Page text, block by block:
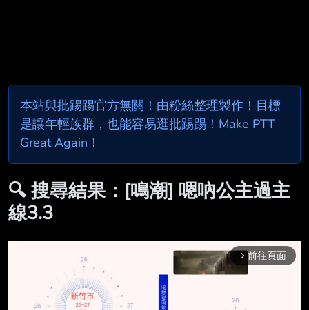
本站與批踢踢官方無關！由粉絲整理製作！目標
是讓年輕族群，也能容易逛批踢踢！Make PTT
Great Again！
🔍 搜尋結果：[鳴潮] 嗯吶公主過主
線3.3
arrow_forward_ios 前往頁面